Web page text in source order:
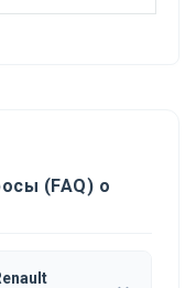
(FAQ) о